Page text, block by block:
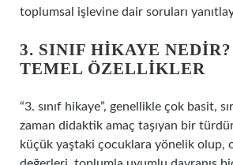
toplumsal işlevine dair soruları
3. SINIF HIKAYE
TEMEL ÖZELLIKLER
“3. sınıf hikaye”, genellikle çok basit,
zaman didaktik amaç taşıyan bir
küçük yaştaki çocuklara yönelik olup,